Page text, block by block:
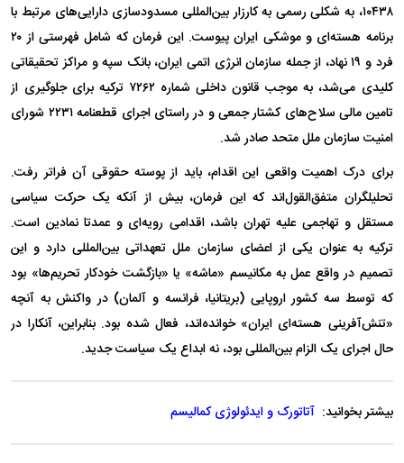
۱۰۴۳۸، به شکلی رسمی به کارزار بین‌المللی مسدودسازی دارایی‌های مرتبط با
برنامه هسته‌ای و موشکی ایران پیوست. این فرمان که شامل فهرستی از ۲۰
فرد و ۱۹ نهاد، از جمله سازمان انرژی اتمی ایران، بانک سپه و مراکز تحقیقاتی
کلیدی می‌شد، به موجب قانون داخلی شماره ۷۲۶۲ ترکیه برای جلوگیری از
تامین مالی سلاح‌های کشتار جمعی و در راستای اجرای قطعنامه ۲۲۳۱ شورای
امنیت سازمان ملل متحد صادر شد.
برای درک اهمیت واقعی این اقدام، باید از پوسته حقوقی آن فراتر رفت.
تحلیلگران متفق‌القول‌اند که این فرمان، بیش از آنکه یک حرکت سیاسی
مستقل و تهاجمی علیه تهران باشد، اقدامی رویه‌ای و عمدتا نمادین است.
ترکیه به عنوان یکی از اعضای سازمان ملل تعهداتی بین‌المللی دارد و این
تصمیم در واقع عمل به مکانیسم «ماشه» یا «بازگشت خودکار تحریم‌ها» بود
که توسط سه کشور اروپایی (بریتانیا، فرانسه و آلمان) در واکنش به آنچه
«تنش‌آفرینی هسته‌ای ایران» خوانده‌اند، فعال شده بود. بنابراین، آنکارا در
حال اجرای یک الزام بین‌المللی بود، نه ابداع یک سیاست جدید.
بیشتر بخوانید:آتاتورک و ایدئولوژی کمالیسم